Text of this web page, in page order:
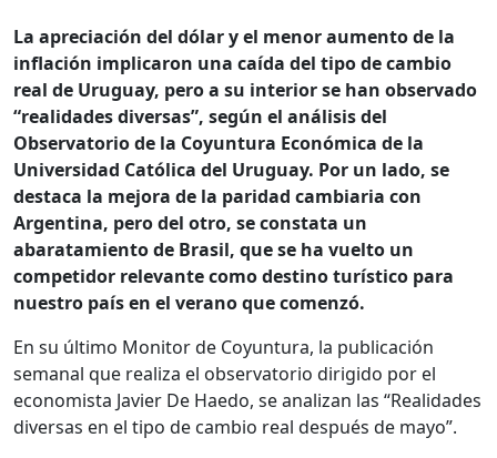
La apreciación del dólar y el menor aumento de la
inflación implicaron una caída del tipo de cambio
real de Uruguay, pero a su interior se han observado
“realidades diversas”, según el análisis del
Observatorio de la Coyuntura Económica de la
Universidad Católica del Uruguay. Por un lado, se
destaca la mejora de la paridad cambiaria con
Argentina, pero del otro, se constata un
abaratamiento de Brasil, que se ha vuelto un
competidor relevante como destino turístico para
nuestro país en el verano que comenzó.
En su último Monitor de Coyuntura, la publicación
semanal que realiza el observatorio dirigido por el
economista Javier De Haedo, se analizan las “Realidades
diversas en el tipo de cambio real después de mayo”.